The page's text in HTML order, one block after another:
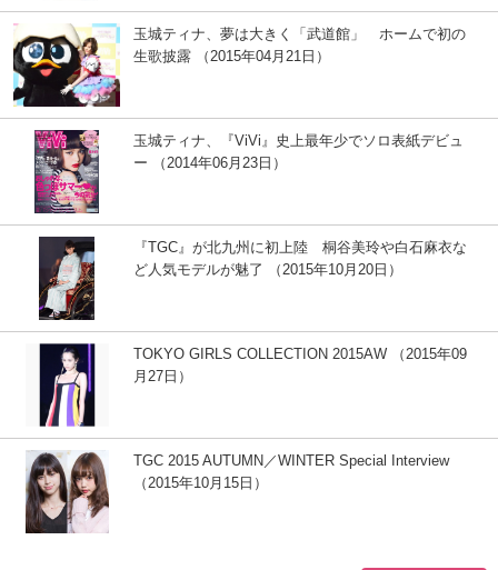
玉城ティナ、夢は大きく「武道館」 ホームで初の
生歌披露 （2015年04月21日）
玉城ティナ、『ViVi』史上最年少でソロ表紙デビュ
ー （2014年06月23日）
『TGC』が北九州に初上陸 桐谷美玲や白石麻衣な
ど人気モデルが魅了 （2015年10月20日）
TOKYO GIRLS COLLECTION 2015AW （2015年09
月27日）
TGC 2015 AUTUMN／WINTER Special Interview
（2015年10月15日）